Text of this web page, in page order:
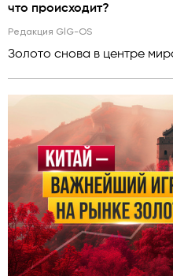
что происходит?
Редакция GlG-OS
Золото снова в центре